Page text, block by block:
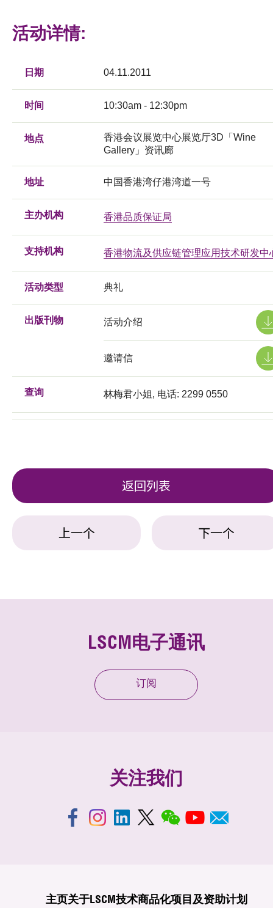
活动详情:
日期 04.11.2011
时间 10:30am - 12:30pm
地点
香港会议展览中心展览厅3D「Wine
Gallery」资讯廊
地址 中国香港湾仔港湾道一号
主办机构 香港品质保证局
支持机构 香港物流及供应链管理应用技术研发中
活动类型 典礼
出版刊物 活动介绍
邀请信
查询 林梅君小姐, 电话: 2299 0550
返回列表
上一个 下一个
LSCM电子通讯
订阅
关注我们
主页关于LSCM技术商品化项目及资助计划